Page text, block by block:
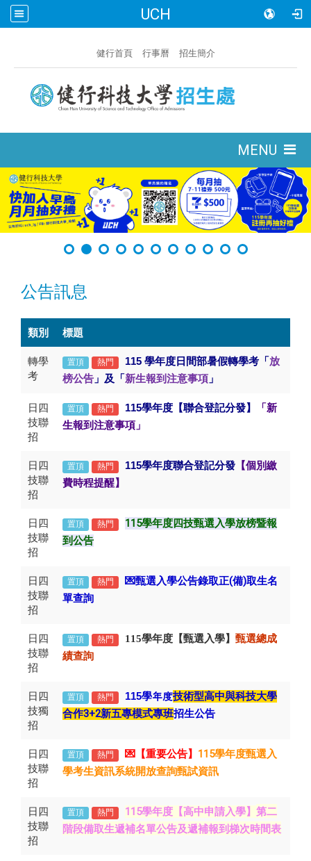
UCH
健行首頁 行事曆 招生簡介
MENU
公告訊息
類別 標題
轉學
考
置頂 熱門 115 學年度日間部暑假轉學考「放
榜公告 」及「新生報到注意事項 」
日四
技聯
招
置頂 熱門 115學年度【聯合登記分發】
「新
生報到注意事項」
日四
技聯
招
置頂 熱門 115學年度聯合登記分發【個別繳
費時程提醒】
日四
技聯
招
置頂 熱門
115學年度四技甄選入學放榜暨報
到公告
日四
技聯
招
置頂 熱門 💌甄選入學公告錄取正(備)取生名
單查詢
日四
技聯
招
置頂 熱門 115學年度【甄選入學】 甄選總成
績查詢
日四
技獨
招
置頂 熱門 115學年度技術型高中與科技大學
合作3+2新五專模式專班招生公告
日四
技聯
招
置頂 熱門 💌【重要公告】 115學年度甄選入
學考生資訊系統開放查詢甄試資訊
日四
技聯
招
置頂 熱門 115學年度【高中申請入學】 第二
階段備取生遞補名單公告及遞補報到梯次時間表